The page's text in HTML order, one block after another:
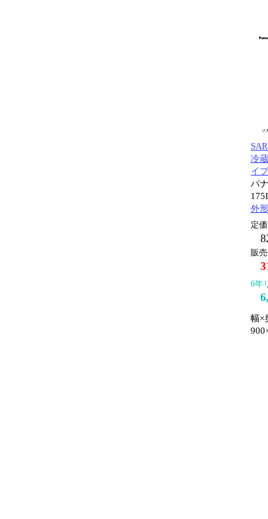
冷
イ
パ
外
定価
販
6年
幅×